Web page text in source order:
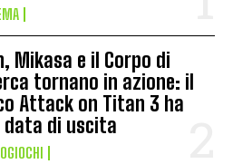
Mikasa e il Corpo di
tornano in azione: il
Attack on Titan 3 ha
data di uscita